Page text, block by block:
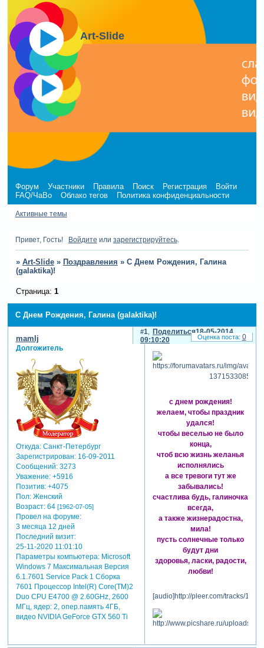
Art-Slide
Форум Участники Правила Поиск Регистрация
Войти
FAQ/ЧаВо
Облако тегов Политика конфиденциальности
Активные темы
Привет, Гость! Войдите или зарегистрируйтесь.
» Art-Slide » Поздравления » С Днем Рождения, Галина
(galaktika)!
С Днем Рождения, Галина (galaktika)!
Страница: 1
Поделиться
1
18-05-2014
09:10:20
mamlj
Долгожитель
Откуда:Санкт-Петербург
Зарегистрирован: 16-09-2011
Сообщений:3273
Уважение: +5916
Позитив: +4075
Пол:Женский
Возраст:64 [1962-07-05]
Провел на форуме:
3 месяца 12 дней
Последний визит:
25-11-2020 11:01:10
Параметры компьютера:Microsoft
Windows 7 Максимальная Версия
6.1.7601 Service Pack 1 Сборка
7601 Процессор Intel(R) Core(TM)2
Duo CPU E4700 @ 2.60GHz, 2600
МГц, ядер: 2, опер.память 4ГБ,
видео NVIDIA GeForce GTX 560 Ti
с днем рождения!
желаем, чтобы праздник
удался!
чтобы веселью не было
конца,
чтоб всю жизнь желанья
исполнялись
а все тревоги тут же
забывались!
счастлива будь, галиночка
всегда,
а также жизнерадостна,
мила!
пусть солнечные только
будут дни
здоровья, ласки, радости,
любви!
[audio]http://pleer.com/tracks/
0